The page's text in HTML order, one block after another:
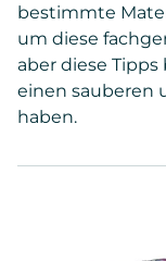
bestimmte
um diese
aber diese
einen sauberen
haben.